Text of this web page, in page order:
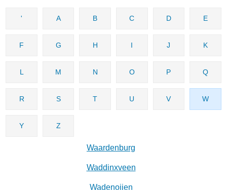
' A B C D E
F G H I J K
L M N O P Q
R S T U V W
Y Z
Waardenburg
Waddinxveen
Wadenoijen